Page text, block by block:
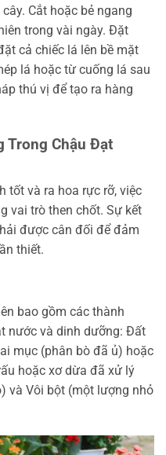
Cắt hoặc bẻ ngang
trong vài ngày. Đặt
cả chiếc lá lên bề mặt
lá hoặc từ cuống lá sau
thú vị để tạo ra hàng
Trong Chậu Đạt
tốt và ra hoa rực rỡ, việc
vai trò then chốt. Sự kết
được cân đối để đảm
thiết.
bao gồm các thành
nước và dinh dưỡng: Đất
mục (phân bò đã ủ) hoặc
hoặc xơ dừa đã xử lý
và Vôi bột (một lượng nhỏ